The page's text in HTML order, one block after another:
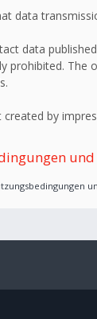
data
data
prohibited.
created by